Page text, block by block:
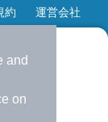
and
on
か？
約 運営会社